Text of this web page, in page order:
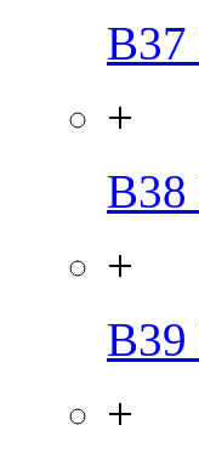
B37
+
B38
+
B39
+